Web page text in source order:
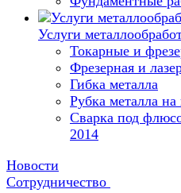
Услуги
Токарные и
Фрезерная и
Гибка металла
Рубка металла на
Сварка под
2014
Новости
Сотрудничество